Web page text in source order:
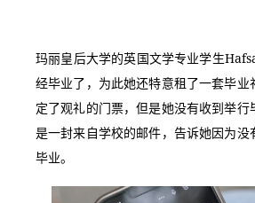
玛丽皇后大学的英国文学专业学生
经毕业了，为此她还特意租了一套毕业
定了观礼的门票，但是她没有收到举行
是一封来自学校的邮件，告诉她因为没
毕业。